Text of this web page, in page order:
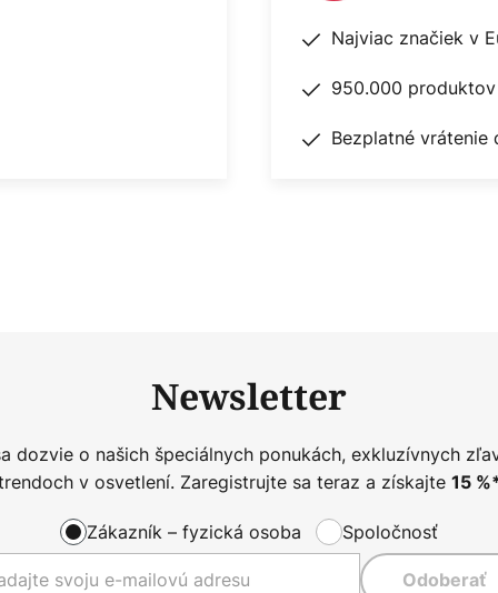
Najviac značiek v
950.000
Bezplatné vrátenie
Newsletter
dozvie o našich špeciálnych ponukách, exkluzívnych
v osvetlení. Zaregistrujte sa teraz a získajte 15
Zákazník – fyzická osoba Spoločnosť
Odoberať